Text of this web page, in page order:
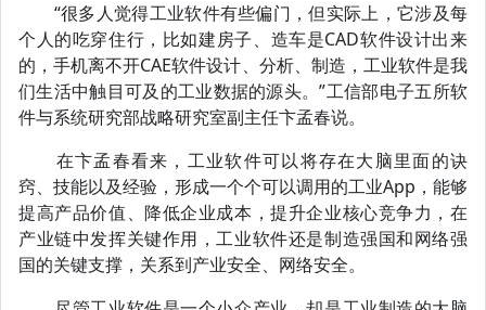
“很多人觉得工业软件有些偏门，但实际上，它涉及每
个人的吃穿住行，比如建房子、造车是CAD软件设计出来
的，手机离不开CAE软件设计、分析、制造，工业软件是我
们生活中触目可及的工业数据的源头。”工信部电子五所软
件与系统研究部战略研究室副主任卞孟春说。
在卞孟春看来，工业软件可以将存在大脑里面的诀
窍、技能以及经验，形成一个个可以调用的工业App，能够
提高产品价值、降低企业成本，提升企业核心竞争力，在
产业链中发挥关键作用，工业软件还是制造强国和网络强
国的关键支撑，关系到产业安全、网络安全。